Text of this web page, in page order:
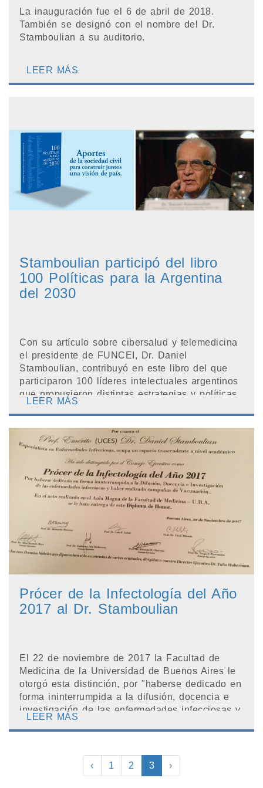
La inauguración fue el 6 de abril de 2018.
También se designó con el nombre del Dr.
Stamboulian a su auditorio.
LEER MÁS
Stamboulian participó del libro
100 Políticas para la Argentina
del 2030
Con su artículo sobre cibersalud y telemedicina
el presidente de FUNCEI, Dr. Daniel
Stamboulian, contribuyó en este libro del que
participaron 100 líderes intelectuales argentinos
que propusieron distintas estrategias y políticas
d...
LEER MÁS
Prócer de la Infectología del Año
2017 al Dr. Stamboulian
El 22 de noviembre de 2017 la Facultad de
Medicina de la Universidad de Buenos Aires le
otorgó esta distinción, por "haberse dedicado en
forma ininterrumpida a la difusión, docencia e
investigación de las enfermedades infecciosas y
ha...
LEER MÁS
‹ 1 2 3 ›